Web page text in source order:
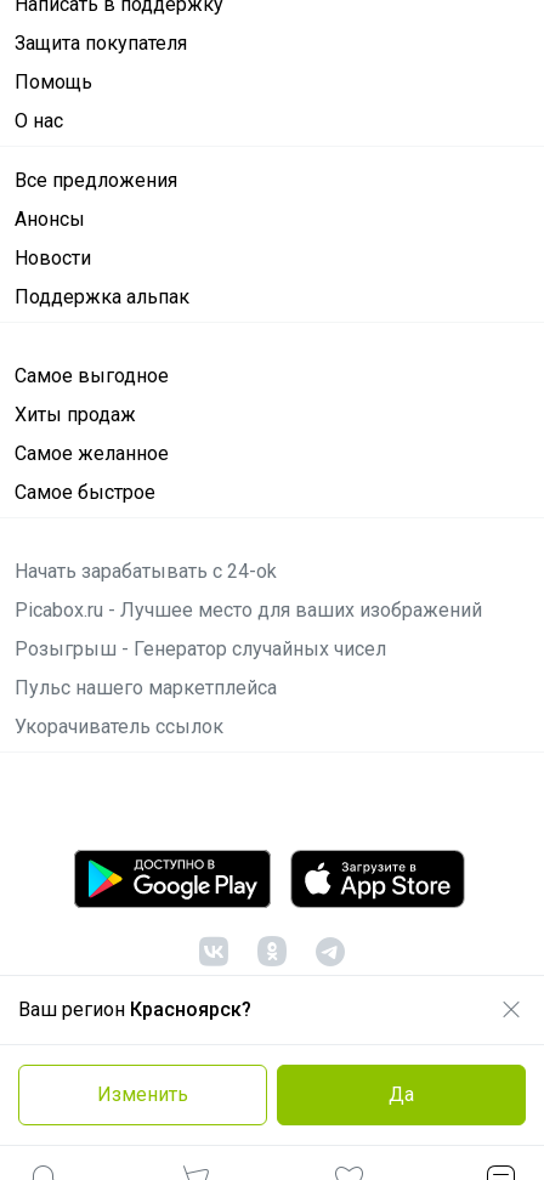
Ваш регион Красноярск?
Изменить Да
Защита покупателя
Помощь
О нас
Все предложения
Анонсы
Новости
Поддержка альпак
Самое выгодное
Хиты продаж
Самое желанное
Самое быстрое
Начать зарабатывать с 24-ok
Picabox.ru - Лучшее место для ваших изображений
Розыгрыш - Генератор случайных чисел
Пульс нашего маркетплейса
Укорачиватель ссылок
© ООО "Лявита", ОГРН 1122468054070, 2012 -2026
Политика конфиденциальности
Cоглашение пользователя